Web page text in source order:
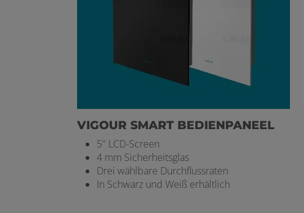
VIGOUR SMART BEDIENPANEEL
5" LCD-Screen
4 mm Sicherheitsglas
Drei wählbare Durchflussraten
In Schwarz und Weiß erhältlich